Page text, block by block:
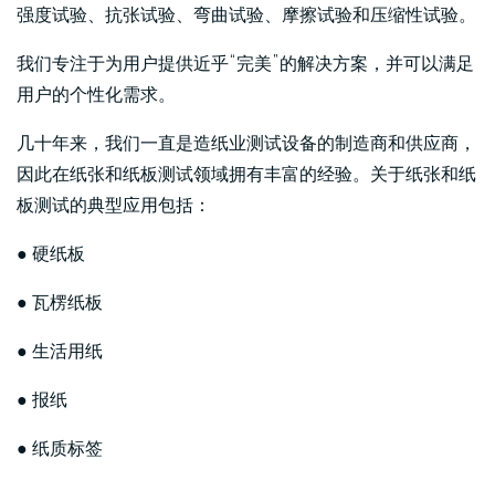
强度试验、抗张试验、弯曲试验、摩擦试验和压缩性试验。
我们专注于为用户提供近乎“完美”的解决方案，并可以满足
用户的个性化需求。
几十年来，我们一直是造纸业测试设备的制造商和供应商，
因此在纸张和纸板测试领域拥有丰富的经验。关于纸张和纸
板测试的典型应用包括：
● 硬纸板
● 瓦楞纸板
● 生活用纸
● 报纸
● 纸质标签